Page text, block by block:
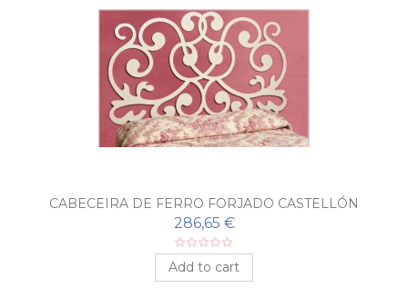
CABECEIRA DE FERRO FORJADO CASTELLÓN
286,65 €
Add to cart